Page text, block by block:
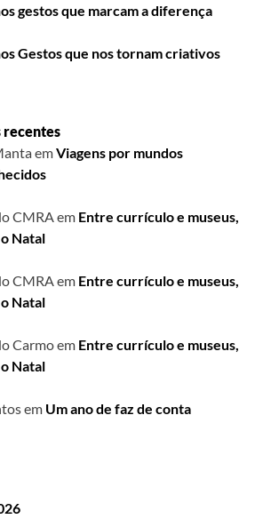
gestos que marcam a diferença
Gestos que nos tornam criativos
recentes
emViagens por mundos
CMRA em Entre currículo e museus,
Natal
CMRA em Entre currículo e museus,
Natal
Carmoem Entre currículo e museus,
Natal
em Um ano de faz de conta